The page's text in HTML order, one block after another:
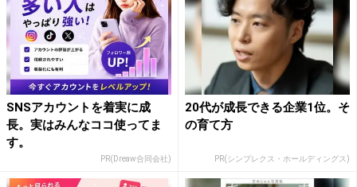
SNSアカウントを着実に成
長。実はみんなココ使ってま
す。
PR(Dreaw合同会社)
20代が成長できる企業1位。そ
の育て方
PR(シンプレクス・ホールディングス)